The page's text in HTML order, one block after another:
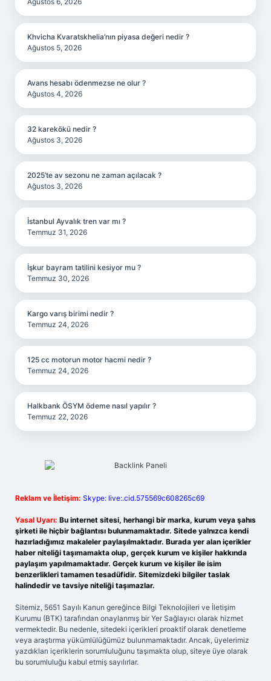
Khvicha Kvaratskhelia’nın piyasa değeri nedir ?
Ağustos 5, 2026
Avans hesabı ödenmezse ne olur ?
Ağustos 4, 2026
32 karekökü nedir ?
Ağustos 3, 2026
2025’te av sezonu ne zaman açılacak ?
Ağustos 3, 2026
İstanbul Ayvalık tren var mı ?
Temmuz 31, 2026
İşkur bayram tatilini kesiyor mu ?
Temmuz 30, 2026
Kargo varış birimi nedir ?
Temmuz 24, 2026
125 cc motorun motor hacmi nedir ?
Temmuz 24, 2026
Halkbank ÖSYM ödeme nasıl yapılır ?
Temmuz 22, 2026
Reklam ve İletişim: Skype: live:.cid.575569c608265c69
Yasal Uyarı: Bu internet sitesi, herhangi bir marka, kurum veya şahıs
şirketi ile hiçbir bağlantısı bulunmamaktadır. Sitede yalnızca kendi
hazırladığımız makaleler paylaşılmaktadır. Burada yer alan içerikler
haber niteliği taşımamakta olup, gerçek kurum ve kişiler hakkında
paylaşım yapılmamaktadır. Gerçek kurum ve kişiler ile isim
benzerlikleri tamamen tesadüfidir. Sitemizdeki bilgiler taslak
halindedir ve tavsiye niteliği taşımazlar.
Sitemiz, 5651 Sayılı Kanun gereğince Bilgi Teknolojileri ve İletişim
Kurumu (BTK) tarafından onaylanmış bir Yer Sağlayıcı olarak hizmet
vermektedir. Bu nedenle, sitedeki içerikleri proaktif olarak denetleme
veya araştırma yükümlülüğümüz bulunmamaktadır. Ancak, üyelerimiz
yazdıkları içeriklerin sorumluluğunu taşımakta olup, siteye üye olarak
bu sorumluluğu kabul etmiş sayılırlar.